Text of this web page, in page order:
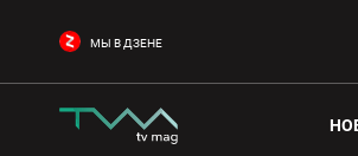
МЫ В ДЗЕНЕ